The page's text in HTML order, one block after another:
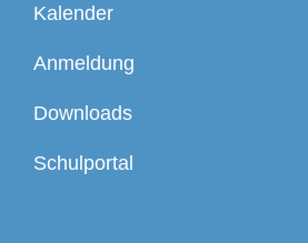
Kalender
Anmeldung
Downloads
Schulportal